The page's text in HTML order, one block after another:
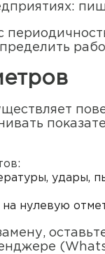
удары,
нулевую